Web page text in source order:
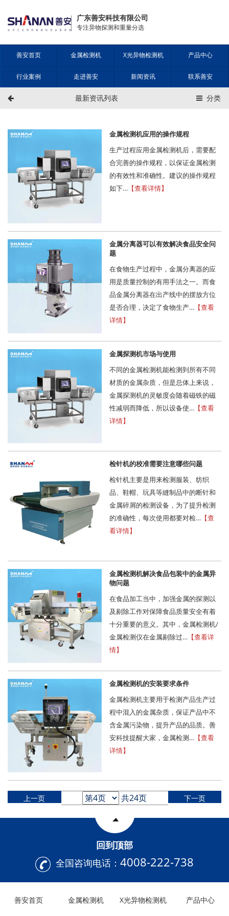
广东善安科技有限公司
专注异物探测和重量分选
善安首页 金属检测机 X光异物检测机 产品中心
行业案例 走进善安 新闻资讯 联系善安
最新资讯列表 分类
金属检测机应用的操作规程
生产过程应用金属检测机后，需要配
合完善的操作规程，以保证金属检测
的有效性和准确性。建议的操作规程
如下… 【查看详情】
金属分离器可以有效解决食品安全问
题
在食物生产过程中，金属分离器的应
用是质量控制的有用手法之一。而食
品金属分离器在出产线中的摆放方位
是否合理，决定了食物生产… 【查看
详情】
金属探测机市场与使用
不同的金属检测机能检测到所有不同
材质的金属杂质，但是总体上来说，
金属探测机的灵敏度会随着磁铁的磁
性减弱而降低，所以设备使… 【查看
详情】
检针机的校准需要注意哪些问题
检针机主要是用来检测服装、纺织
品、鞋帽、玩具等縫制品中的断针和
金属碎屑的检测设备，为了提升检测
的准确性，每次使用都要对检… 【查
看详情】
金属检测机解决食品包装中的金属异
物问题
在食品加工当中，加强金属的探测以
及剔除工作对保障食品质量安全有着
十分重要的意义。其中，金属检测机/
金属检测仪在金属剔除过… 【查看详
情】
金属检测机的安装要求条件
金属检测机主要用于检测产品生产过
程中混入的金属杂质，保证产品中不
含金属污染物，提升产品的品质。善
安科技提醒大家，金属检测… 【查看
详情】
上一页 共24页 下一页
回到顶部
全国咨询电话： 4008-222-738
善安首页 金属检测机 X光异物检测机 产品中心